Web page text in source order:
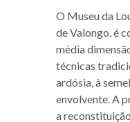
O Museu da
de Valongo, é
média
técnicas
ardósia, à
envolvente. A
a